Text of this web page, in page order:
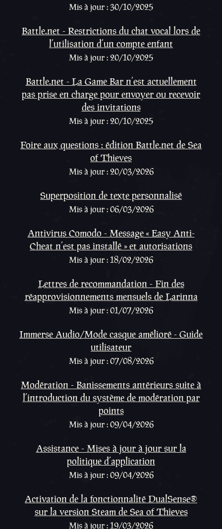
Mis à jour : 30/10/2025
Battle.net - Restrictions du chat vocal lors de
l’utilisation d’un compte enfant
Mis à jour : 20/10/2025
Battle.net - La Game Bar n’est actuellement
pas prise en charge pour envoyer ou recevoir
des invitations
Mis à jour : 20/10/2025
Foire aux questions : édition Battle.net de Sea
of Thieves
Mis à jour : 20/03/2026
Superposition de texte personnalisé
Mis à jour : 06/03/2026
Antivirus Comodo - Message « Easy Anti-
Cheat n’est pas installé » et autorisations
Mis à jour : 18/02/2026
Lettres de recommandation - Fin des
réapprovisionnements mensuels de Larinna
Mis à jour : 01/07/2026
Immerse Audio/Mode casque amélioré - Guide
utilisateur
Mis à jour : 07/08/2026
Modération - Banissements antérieurs suite à
l’introduction du système de modération par
points
Mis à jour : 09/04/2026
Assistance - Mises à jour à jour sur la
politique d’application
Mis à jour : 09/04/2026
Activation de la fonctionnalité DualSense®
sur la version Steam de Sea of Thieves
Mis à jour : 19/03/2026